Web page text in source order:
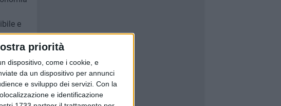
priorità
dispositivo, come i cookie, e
da un dispositivo per annunci
e sviluppo dei servizi. Con la
e identificazione
e
e